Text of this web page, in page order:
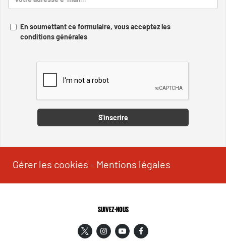
En soumettant ce formulaire, vous acceptez les
conditions générales
S'inscrire
Gérer les cookies - Mentions légales
SUIVEZ-NOUS